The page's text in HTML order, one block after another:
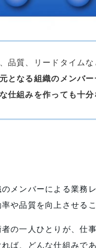
品質、リードタイム
となる組織のメンバ
仕組みを作っても十
メンバーによる業務
や品質を向上させる
の一人ひとりが、仕
ば、どんな仕組みで